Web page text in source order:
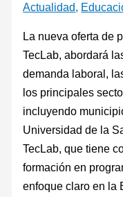
Actualidad,
La nueva oferta de
TecLab, abordará
demanda laboral,
los principales
incluyendo
Universidad de la
TecLab, que tiene
formación en
enfoque claro en la